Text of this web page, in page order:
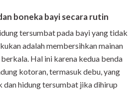
boneka bayi secara rutin
tersumbat pada bayi yang tidak
adalah membersihkan mainan
Hal ini karena kedua benda
kotoran, termasuk debu, yang
dan hidung tersumbat jika dihirup